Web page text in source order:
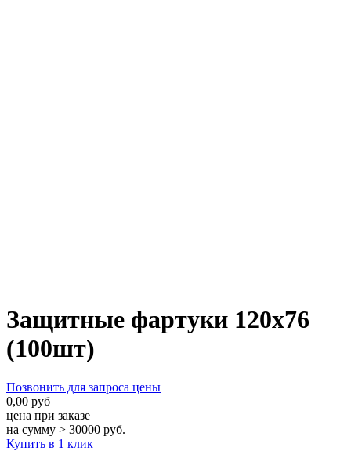
Защитные фартуки 120х76
(100шт)
Позвонить для запроса цены
0,00 руб
цена при заказе
на сумму > 30000 руб.
Купить в 1 клик